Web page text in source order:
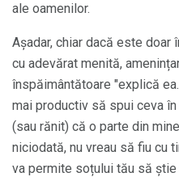
ale oamenilor.
Așadar, chiar dacă este
cu adevărat menită,
înspăimântătoare "explică
mai productiv să spui ceva
(sau rănit) că o parte din
niciodată, nu vreau să fiu cu
va permite soțului tău să